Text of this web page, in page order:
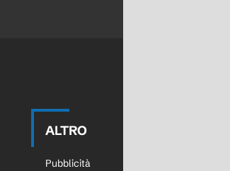
ALTRO
Pubblicità